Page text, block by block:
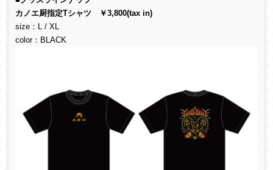
カノエ厨指定Tシャツ ￥3,800(tax in)
size：L / XL
color：BLACK